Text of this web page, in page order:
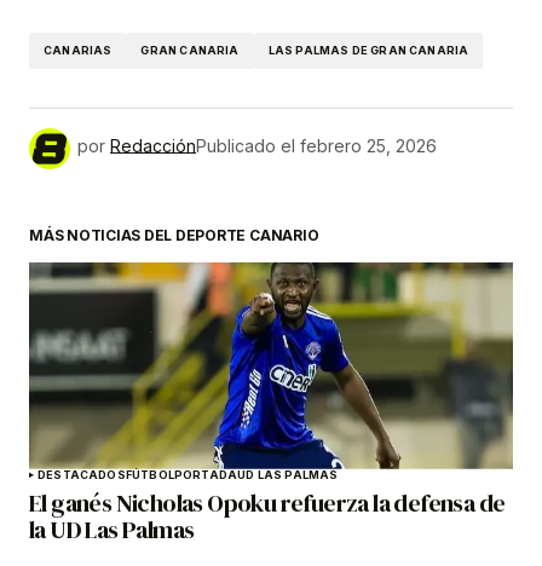
CANARIAS GRAN CANARIA LAS PALMAS DE GRAN CANARIA
por RedacciónPublicado el febrero 25, 2026
MÁS NOTICIAS DEL DEPORTE CANARIO
DESTACADOSFÚTBOLPORTADAUD LAS PALMAS
El ganés Nicholas Opoku refuerza la defensa de
la UD Las Palmas